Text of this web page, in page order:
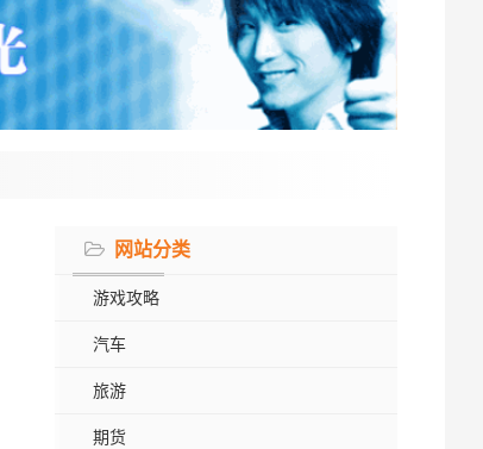
网站分类
游戏攻略
汽车
旅游
期货